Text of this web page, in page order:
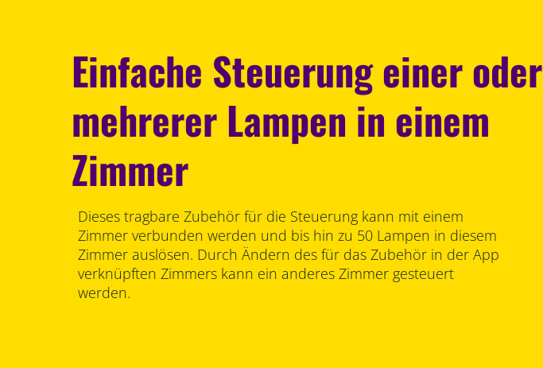
Einfache Steuerung einer oder
mehrerer Lampen in einem
Zimmer
Dieses tragbare Zubehör für die Steuerung kann mit einem
Zimmer verbunden werden und bis hin zu 50 Lampen in diesem
Zimmer auslösen. Durch Ändern des für das Zubehör in der App
verknüpften Zimmers kann ein anderes Zimmer gesteuert
werden.